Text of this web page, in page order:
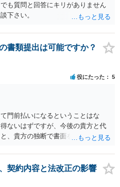
も質問と回答にキリがありません
下さい。
書類提出は可能ですか？
役にたった 5
門前払いになるということはな
ないはずですが、今後の貴方と代
、貴方の独断で書面を提出したり
うですが、弁護士として提出の実
と思いますので、そのあたりも含
によく打ち合わせた方がよいと思
契約内容と法改正の影響